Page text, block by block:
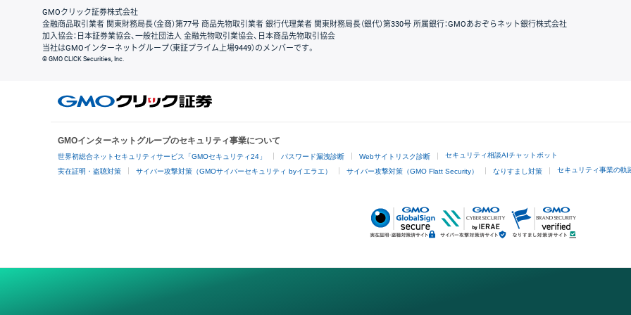
GMOクリック証券株式会社
金融商品取引業者 関東財務局長（金商）第77号 商品先物取引業者 銀行代理業者 関東財務局長（銀代）第330号 所属銀行：GMOあおぞらネット銀行株式会社
加入協会：日本証券業協会、一般社団法人 金融先物取引業協会、日本商品先物取引協会
当社はGMOインターネットグループ（東証プライム上場9449）のメンバーです。
© GMO CLICK Securities, Inc.
GMOインターネットグループのセキュリティ事業について
世界初総合ネットセキュリティサービス「GMOセキュリティ24」 パスワード漏洩診断 Webサイトリスク診断 セキュリティ相談AIチャットボット
実在証明・盗聴対策 サイバー攻撃対策（GMOサイバーセキュリティ byイエラエ） サイバー攻撃対策（GMO Flatt Security） なりすまし対策 セキュリティ事業の軌